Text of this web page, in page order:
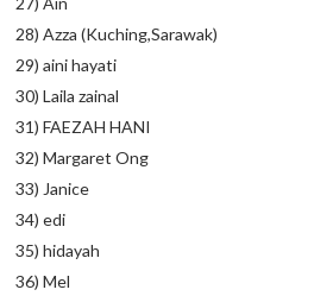
28) Azza (Kuching,Sarawak)
29) aini hayati
30) Laila zainal
31) FAEZAH HANI
32) Margaret Ong
33) Janice
34) edi
35) hidayah
36) Mel